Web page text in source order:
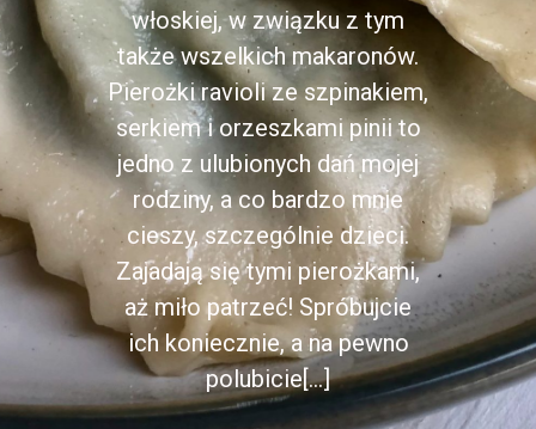
włoskiej, w związku z tym
także wszelkich makaronów.
Pierożki ravioli ze szpinakiem,
serkiem i orzeszkami pinii to
jedno z ulubionych dań mojej
rodziny, a co bardzo mnie
cieszy, szczególnie dzieci.
Zajadają się tymi pierożkami,
aż miło patrzeć! Spróbujcie
ich koniecznie, a na pewno
polubicie[...]